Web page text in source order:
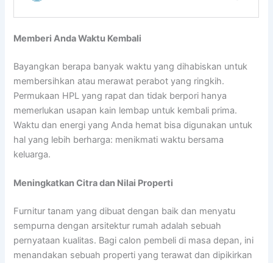
Memberi Anda Waktu Kembali
Bayangkan berapa banyak waktu yang dihabiskan untuk
membersihkan atau merawat perabot yang ringkih.
Permukaan HPL yang rapat dan tidak berpori hanya
memerlukan usapan kain lembap untuk kembali prima.
Waktu dan energi yang Anda hemat bisa digunakan untuk
hal yang lebih berharga: menikmati waktu bersama
keluarga.
Meningkatkan Citra dan Nilai Properti
Furnitur tanam yang dibuat dengan baik dan menyatu
sempurna dengan arsitektur rumah adalah sebuah
pernyataan kualitas. Bagi calon pembeli di masa depan, ini
menandakan sebuah properti yang terawat dan dipikirkan